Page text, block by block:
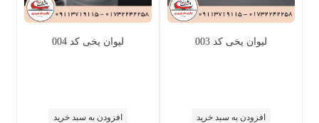
لیوان یخی کد 003
افزودن به سبد خرید
لیوان یخی کد 004
افزودن به سبد خرید